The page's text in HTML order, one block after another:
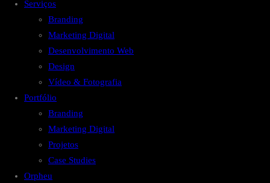
Serviços
Branding
Marketing Digital
Desenvolvimento Web
Design
Vídeo & Fotografia
Portfólio
Branding
Marketing Digital
Projetos
Case Studies
Orpheu